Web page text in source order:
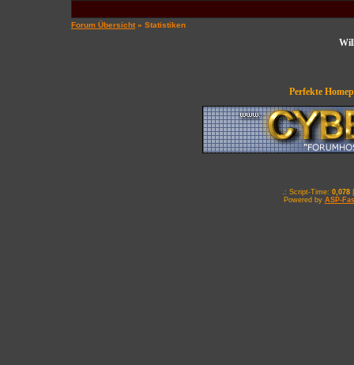
Forum Übersicht» Statistiken
Perfekte
.: Script-Time: 0,078
Powered by ASP-